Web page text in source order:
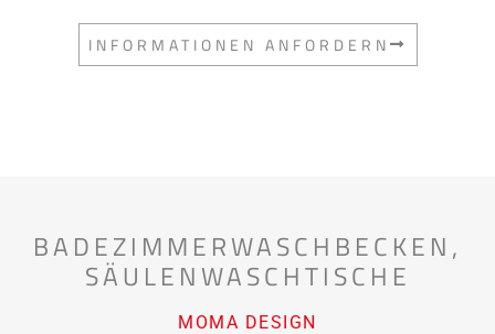
INFORMATIONEN ANFORDERN
BADEZIMMERWASCHBECKEN ,
SÄULENWASCHTISCHE
MOMA DESIGN